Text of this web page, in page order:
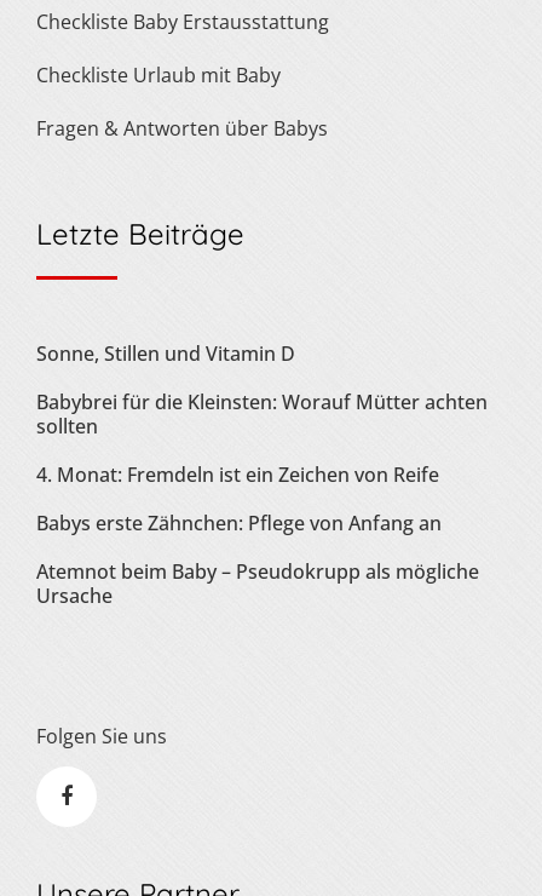
Checkliste Baby Erstausstattung
Checkliste Urlaub mit Baby
Fragen & Antworten über Babys
Letzte Beiträge
Sonne, Stillen und Vitamin D
Babybrei für die Kleinsten: Worauf Mütter achten
sollten
4. Monat: Fremdeln ist ein Zeichen von Reife
Babys erste Zähnchen: Pflege von Anfang an
Atemnot beim Baby – Pseudokrupp als mögliche
Ursache
Folgen Sie uns